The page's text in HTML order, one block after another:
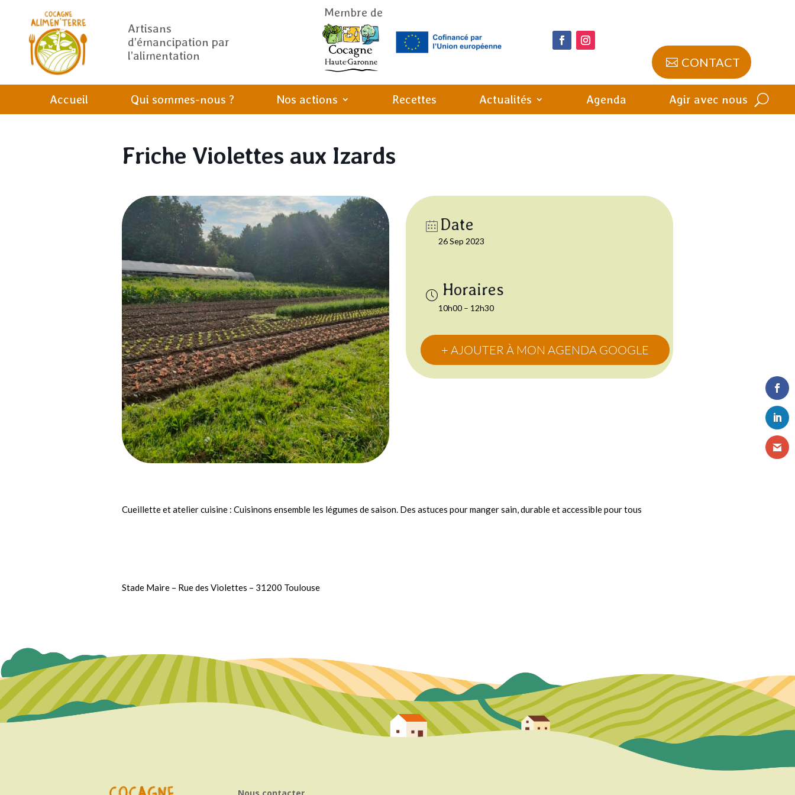
Artisans
d’émancipation par
l’alimentation
Membre de
CONTACT
Accueil Qui sommes-nous ? Nos actions Recettes Actualités Agenda Agir avec nous
Friche Violettes aux Izards
Date
26 Sep 2023
10h00 – 12h30
+ AJOUTER À MON AGENDA GOOGLE
Cueillette et atelier cuisine : Cuisinons ensemble les légumes de saison. Des astuces pour manger sain, durable et accessible pour tous
Stade Maire – Rue des Violettes – 31200 Toulouse